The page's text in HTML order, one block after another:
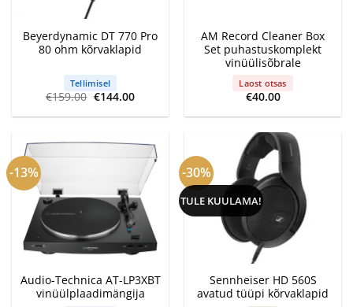
Beyerdynamic DT 770 Pro
80 ohm kõrvaklapid
Tellimisel
€159.00 Algne
hind
oli:
€144.00Current
is:
AM Record Cleaner Box
Set puhastuskomplekt
vinüülisõbrale
Laost otsas
€40.00
-13%
Audio-Technica AT-LP3XBT
vinüülplaadimängija
-30%
TULE KUULAMA!
Sennheiser HD 560S
avatud tüüpi kõrvaklapid